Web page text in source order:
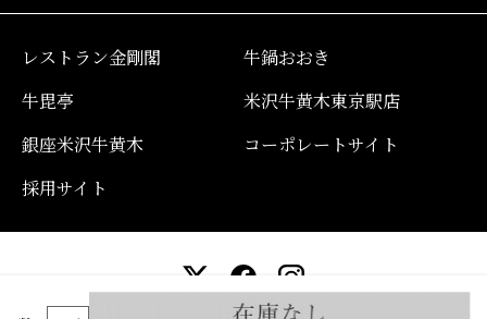
レストラン金剛閣
牛鍋おおき
牛毘亭
米沢牛黄木東京駅店
銀座米沢牛黄木
コーポレートサイト
採用サイト